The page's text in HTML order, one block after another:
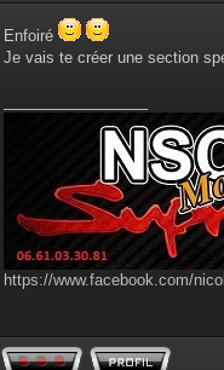
Enfoiré
Je vais te créer une section
https://www.facebook.com/